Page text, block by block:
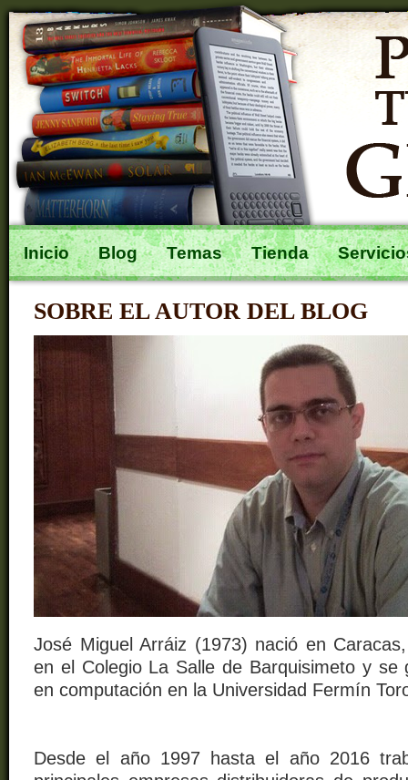
Inicio Blog Temas Tienda
SOBRE EL AUTOR DEL BLOG
José Miguel Arráiz (1973) nació en
en el Colegio La Salle de Barquisimeto y se
en computación en la Universidad Fermín
Desde el año 1997 hasta el año 2016